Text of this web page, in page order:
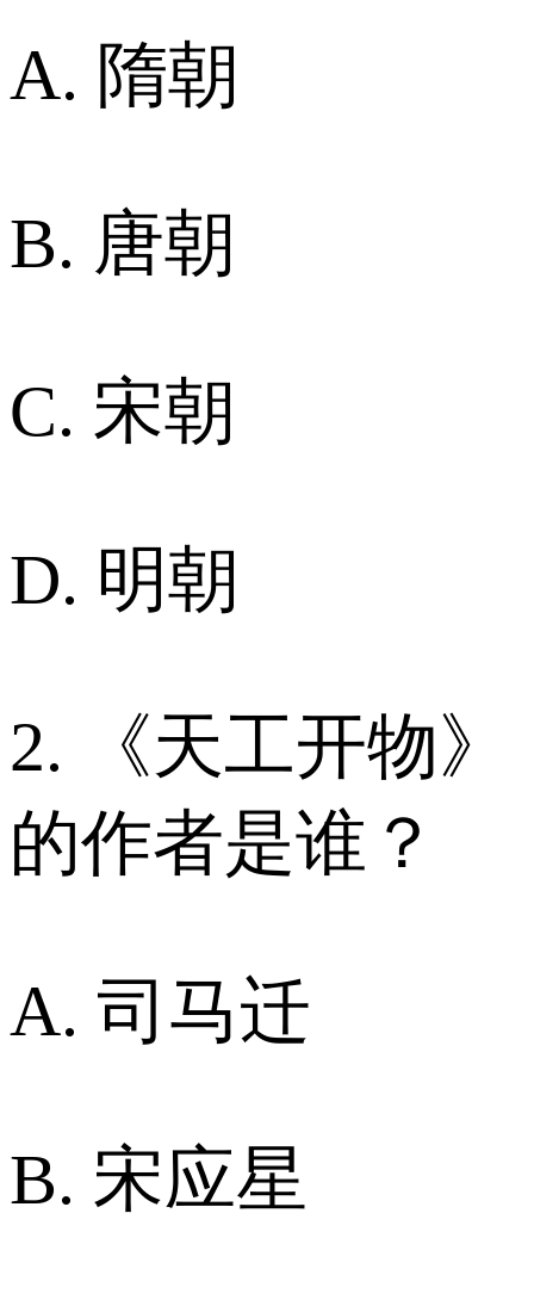
A. 隋朝
B. 唐朝
C. 宋朝
D. 明朝
2. 《天工开物》
的作者是谁？
A. 司马迁
B. 宋应星